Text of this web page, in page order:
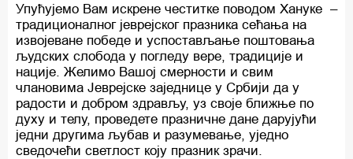
Упућујемо Вам искрене честитке поводом Хануке –
традиционалног јеврејског празника сећања на
извојеване победе и успостављање поштовања
људских слобода у погледу вере, традиције и
нације. Желимо Вашој смерности и свим
члановима Јеврејске заједнице у Србији да у
радости и добром здрављу, уз своје ближње по
духу и телу, проведете празничне дане дарујући
једни другима љубав и разумевање, уједно
сведочећи светлост коју празник зрачи.